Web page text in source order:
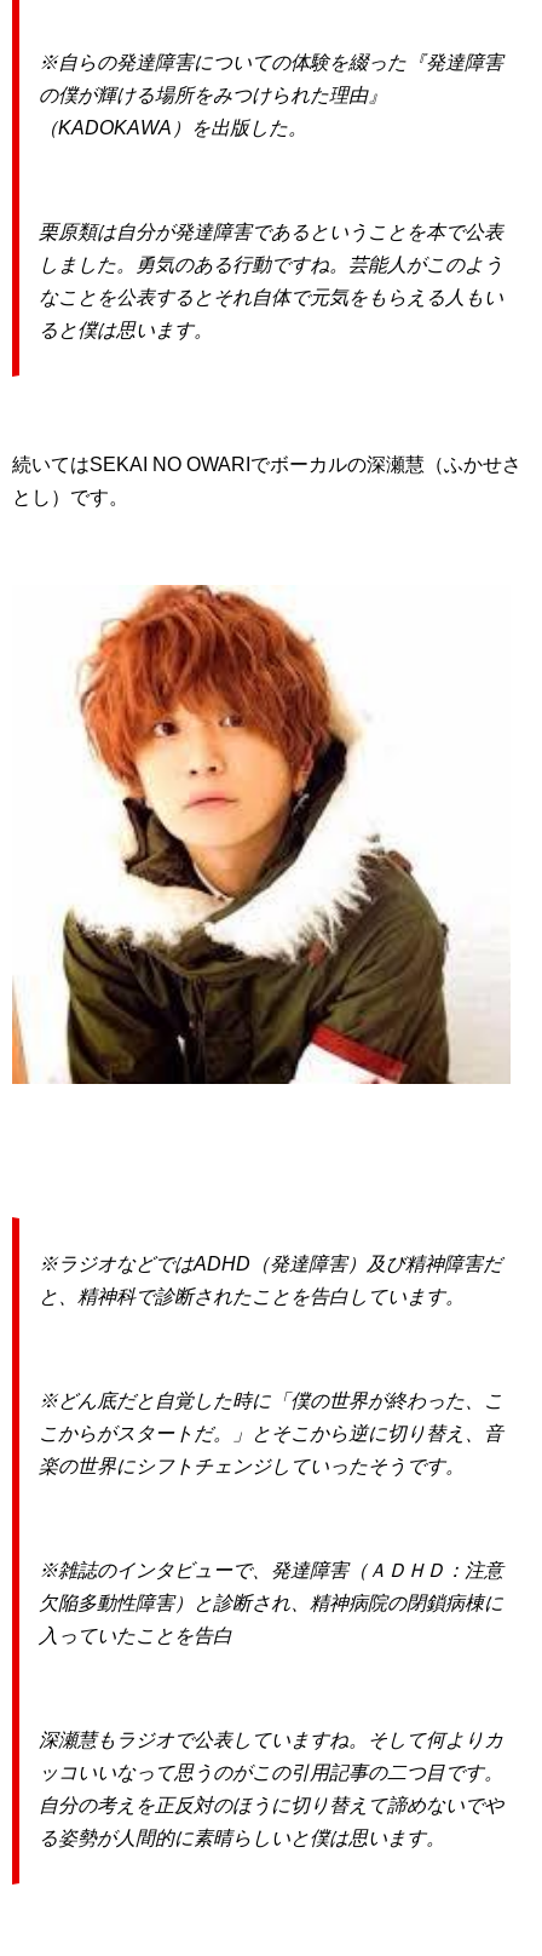
※自らの発達障害についての体験を綴った『発達障害
の僕が輝ける場所をみつけられた理由』
（KADOKAWA）を出版した。
栗原類は自分が発達障害であるということを本で公表
しました。勇気のある行動ですね。芸能人がこのよう
なことを公表するとそれ自体で元気をもらえる人もい
ると僕は思います。
続いてはSEKAI NO OWARIでボーカルの深瀬慧（ふかせさ
とし）です。
※ラジオなどではADHD（発達障害）及び精神障害だ
と、精神科で診断されたことを告白しています。
※どん底だと自覚した時に「僕の世界が終わった、こ
こからがスタートだ。」とそこから逆に切り替え、音
楽の世界にシフトチェンジしていったそうです。
※雑誌のインタビューで、発達障害（ＡＤＨＤ：注意
欠陥多動性障害）と診断され、精神病院の閉鎖病棟に
入っていたことを告白
深瀬慧もラジオで公表していますね。そして何よりカ
ッコいいなって思うのがこの引用記事の二つ目です。
自分の考えを正反対のほうに切り替えて諦めないでや
る姿勢が人間的に素晴らしいと僕は思います。